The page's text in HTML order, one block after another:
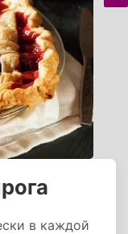
в каждой